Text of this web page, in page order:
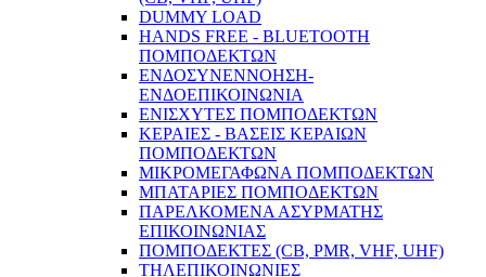
DUMMY LOAD
HANDS FREE - BLUETOOTH
ΠΟΜΠΟΔΕΚΤΩΝ
ΕΝΔΟΣΥΝΕΝΝΟΗΣΗ-
ΕΝΔΟΕΠΙΚΟΙΝΩΝΙΑ
ΕΝΙΣΧΥΤΕΣ ΠΟΜΠΟΔΕΚΤΩΝ
ΚΕΡΑΙΕΣ - ΒΑΣΕΙΣ ΚΕΡΑΙΩΝ
ΠΟΜΠΟΔΕΚΤΩΝ
ΜΙΚΡΟΜΕΓΑΦΩΝΑ ΠΟΜΠΟΔΕΚΤΩΝ
ΜΠΑΤΑΡΙΕΣ ΠΟΜΠΟΔΕΚΤΩΝ
ΠΑΡΕΛΚΟΜΕΝΑ ΑΣΥΡΜΑΤΗΣ
ΕΠΙΚΟΙΝΩΝΙΑΣ
ΠΟΜΠΟΔΕΚΤΕΣ (CB, PMR, VHF, UHF)
ΤΗΛΕΠΙΚΟΙΝΩΝΙΕΣ